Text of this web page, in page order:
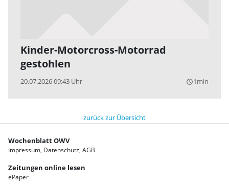
Kinder-Motorcross-Motorrad
gestohlen
20.07.2026 09:43 Uhr query_builder1min
zurück zur Übersicht
Wochenblatt OWV
Impressum Datenschutz AGB
Zeitungen online lesen
ePaper